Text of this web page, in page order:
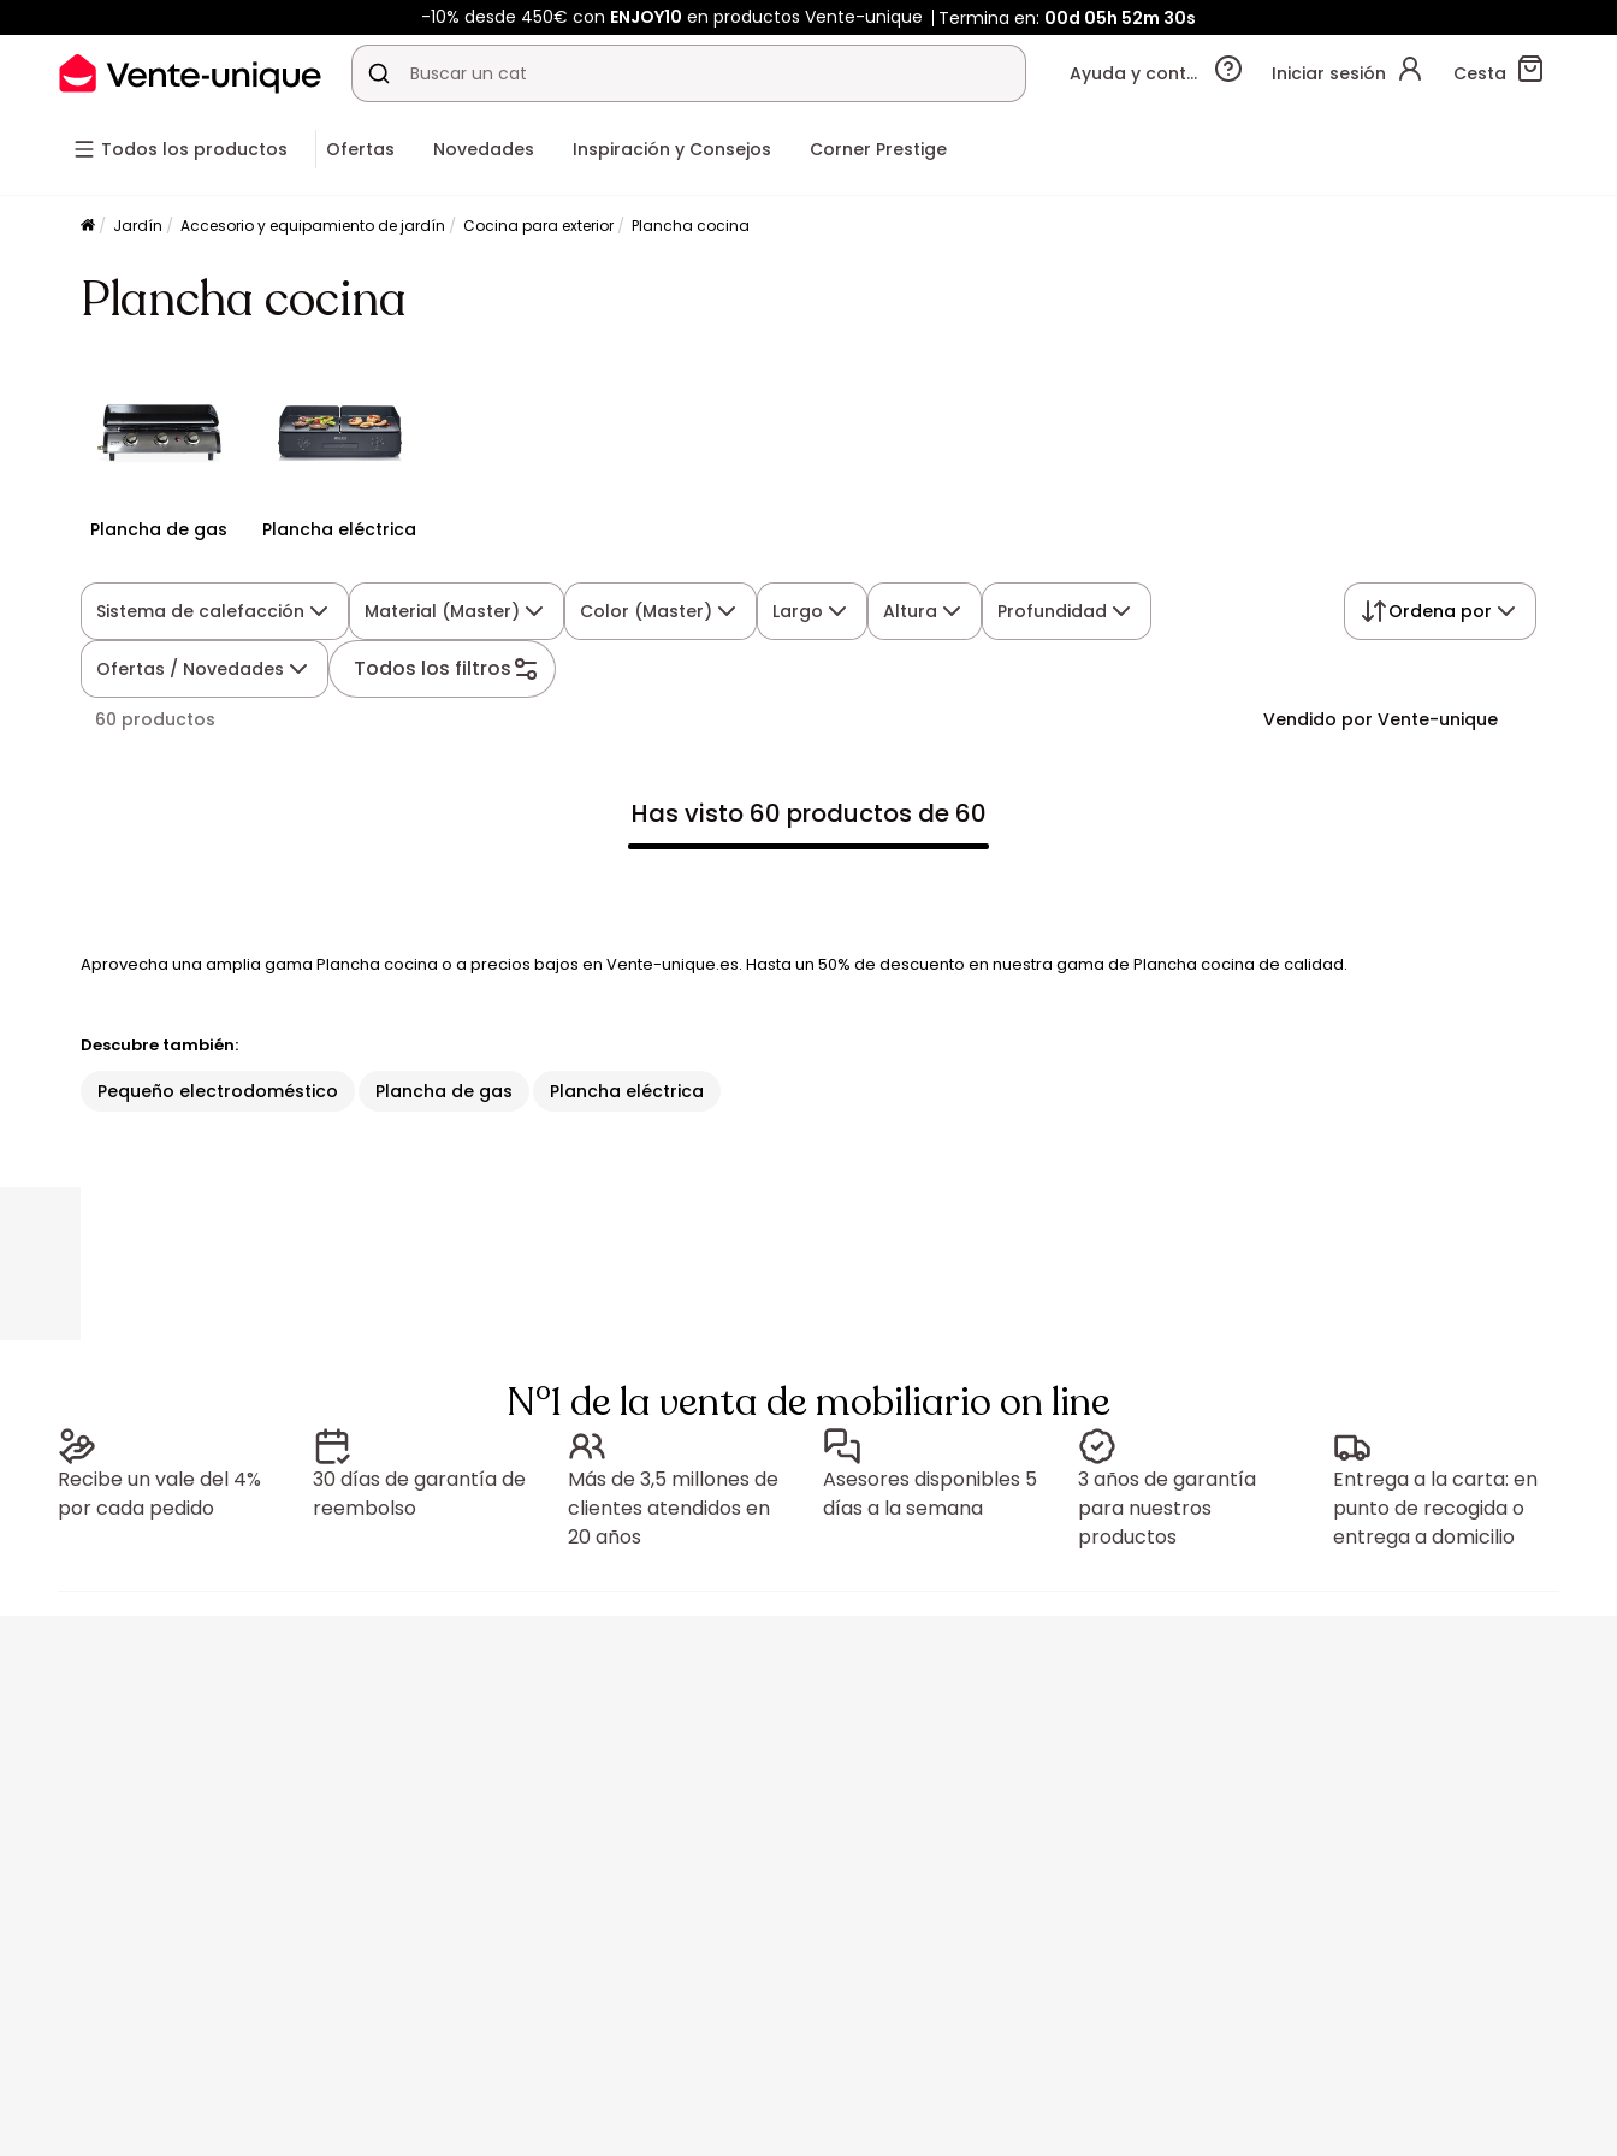
-10% desde 450€ con ENJOY10 en productos Vente-unique Termina en: 00d 05h 52m 29s
Ayuda y contacto Iniciar sesión Cesta
Todos los productos Ofertas Novedades Inspiración y Consejos Corner Prestige
Jardín Accesorio y equipamiento de jardín Cocina para exterior Plancha cocina
Plancha cocina
Plancha de gas Plancha eléctrica
Sistema de calefacción Material (Master) Color (Master) Largo Altura Profundidad
Ofertas / Novedades Todos los filtros
Ordena por
60 productos Vendido por Vente-unique
Has visto 60 productos de 60
Aprovecha una amplia gama Plancha cocina o a precios bajos en Vente-unique.es. Hasta un 50% de descuento en nuestra gama de Plancha cocina de calidad.
Descubre también:
Pequeño electrodoméstico Plancha de gas Plancha eléctrica
N°1 de la venta de mobiliario on line
Recibe un vale del 4%
por cada pedido
30 días de garantía de
reembolso
Más de 3,5 millones de
clientes atendidos en
20 años
Asesores disponibles 5
días a la semana
3 años de garantía
para nuestros
productos
Entrega a la carta: en
punto de recogida o
entrega a domicilio